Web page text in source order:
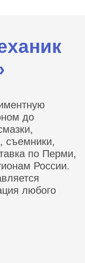
до
съемники,
по Перми,
России.
любого